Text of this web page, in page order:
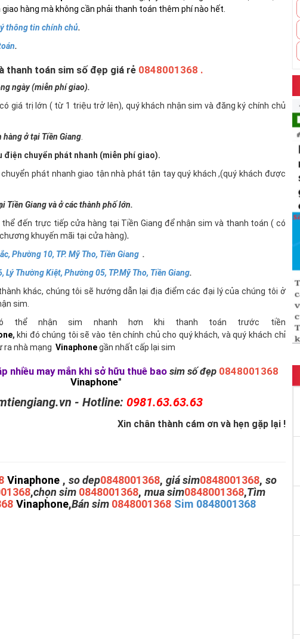
hàng mà không cần phải thanh toán thêm phí nào hết.
thông tin chính chủ.
.
thanh toán sim số đẹp giá rẻ 0848001368 .
ngày (miễn phí giao).
giá trị lớn ( từ 1 triệu trở lên), quý khách nhận sim và đăng ký chính chủ
hàng ở tại Tiền Giang
chuyển phát nhanh (miễn phí giao).
chuyển phát nhanh giao tận nhà phát tận tay quý khách ,(quý khách được
Tiền Giang và ở các thành phố lớn.
thể đến trực tiếp cửa hàng tại Tiền Giang để nhận sim và thanh toán ( có
khuyến mãi tại cửa hàng).
Phường 10, TP. Mỹ Tho, Tiền Giang .
Lý Thường Kiệt, Phường 05, TP.Mỹ Tho, Tiền Giang.
khác, chúng tôi sẽ hướng dẫn lại địa điểm các đại lý của chúng tôi ở
sim.
thể nhận sim nhanh hơn khi thanh toán trước tiền
, khi đó chúng tôi sẽ vào tên chính chủ cho quý khách, và quý khách chỉ
ra nhà mạng Vinaphonegần nhất cấp lại sim
nhiều may mắn khi sở hữu thuê baosim số đẹp 0848001368
Vinaphone"
- Hotline: 0981.63.63.63
Xin chân thành cám ơn và hẹn gặp lại !
Vinaphone ,so dep0848001368,giá sim0848001368,so
,chọn sim 0848001368,mua sim0848001368,Tìm
Vinaphone,Bán sim 0848001368 Sim 0848001368